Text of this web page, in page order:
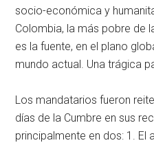
socio-económica y
Colombia, la más pobre de
es la fuente, en el plano
mundo actual. Una trágica
Los mandatarios fueron
días de la Cumbre en sus
principalmente en dos: 1. El